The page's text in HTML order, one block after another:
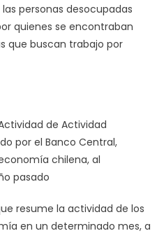
personas desocupadas
quienes se encontraban
que buscan trabajo por
de Actividad
por el Banco Central,
chilena, al
pasado
resume la actividad de los
en un determinado mes, a